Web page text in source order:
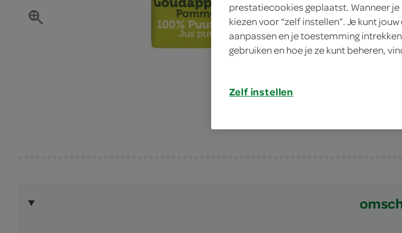
100% puur
100%
Alleen
prestatiecookies geplaatst. Wanneer
kiezen voor “zelf instellen”. Je kunt
aanpassen en je toestemming
gebruiken en hoe je ze kunt beheren,
Zelf instellen